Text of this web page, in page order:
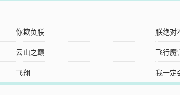
你欺负朕
朕绝对
云山之巅
飞行魔
飞翔 我一定